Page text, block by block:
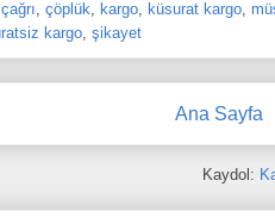
çağrı, çöplük, kargo, küsurat kargo,
kargo, şikayet
Ana Sayfa
Kaydol: